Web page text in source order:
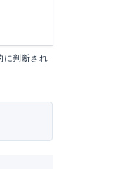
に判断され